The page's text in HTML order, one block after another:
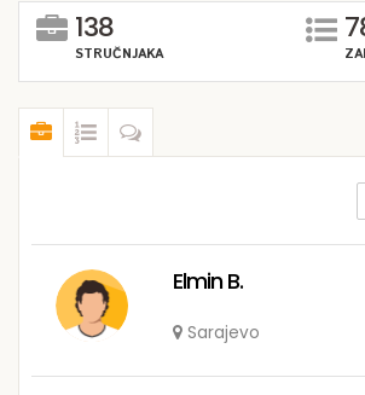
138
STRUČNJAKA
Elmin B.
Sarajevo